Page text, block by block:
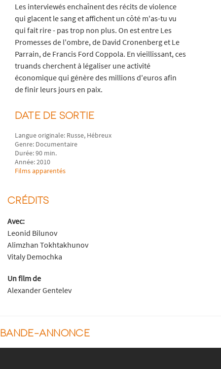
Les interviewés enchaînent des récits de violence
qui glacent le sang et affichent un côté m'as-tu vu
qui fait rire - pas trop non plus. On est entre Les
Promesses de l'ombre, de David Cronenberg et Le
Parrain, de Francis Ford Coppola. En vieillissant, ces
truands cherchent à légaliser une activité
économique qui génère des millions d'euros afin
de finir leurs jours en paix.
DATE DE SORTIE
Langue originale: Russe, Hébreux
Genre: Documentaire
Durée: 90 min.
Année: 2010
Films apparentés
CRÉDITS
Avec:
Leonid Bilunov
Alimzhan Tokhtakhunov
Vitaly Demochka
Un film de
Alexander Gentelev
BANDE-ANNONCE